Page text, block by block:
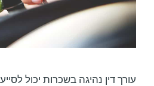
עורך דין נהיגה בשכרות יכול